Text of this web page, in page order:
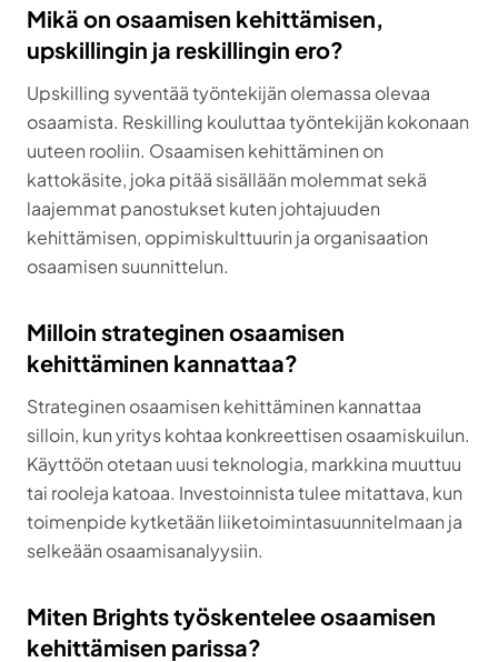
Mikä on osaamisen kehittämisen,
upskillingin ja reskillingin ero?
Upskilling syventää työntekijän olemassa olevaa
osaamista. Reskilling kouluttaa työntekijän kokonaan
uuteen rooliin. Osaamisen kehittäminen on
kattokäsite, joka pitää sisällään molemmat sekä
laajemmat panostukset kuten johtajuuden
kehittämisen, oppimiskulttuurin ja organisaation
osaamisen suunnittelun.
Milloin strateginen osaamisen
kehittäminen kannattaa?
Strateginen osaamisen kehittäminen kannattaa
silloin, kun yritys kohtaa konkreettisen osaamiskuilun.
Käyttöön otetaan uusi teknologia, markkina muuttuu
tai rooleja katoaa. Investoinnista tulee mitattava, kun
toimenpide kytketään liiketoimintasuunnitelmaan ja
selkeään osaamisanalyysiin.
Miten Brights työskentelee osaamisen
kehittämisen parissa?